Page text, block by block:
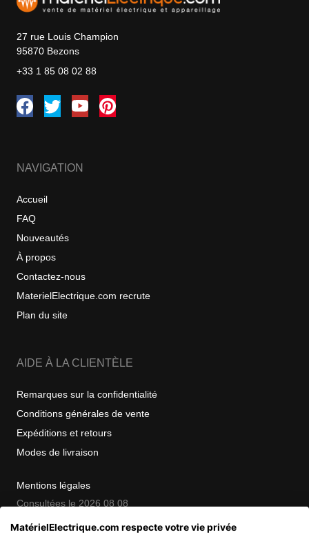
27 rue Louis Champion
95870 Bezons
+33 1 85 08 02 88
NAVIGATION
Accueil
FAQ
Nouveautés
À propos
Contactez-nous
MaterielElectrique.com recrute
Plan du site
AIDE À LA CLIENTÈLE
Remarques sur la confidentialité
Conditions générales de vente
Expéditions et retours
Modes de livraison
Mentions légales
Consultées le 2026 08 08
MatérielElectrique.com respecte votre vie privée